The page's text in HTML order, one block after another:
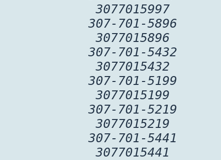
3077015997
307-701-5896
3077015896
307-701-5432
3077015432
307-701-5199
3077015199
307-701-5219
3077015219
307-701-5441
3077015441